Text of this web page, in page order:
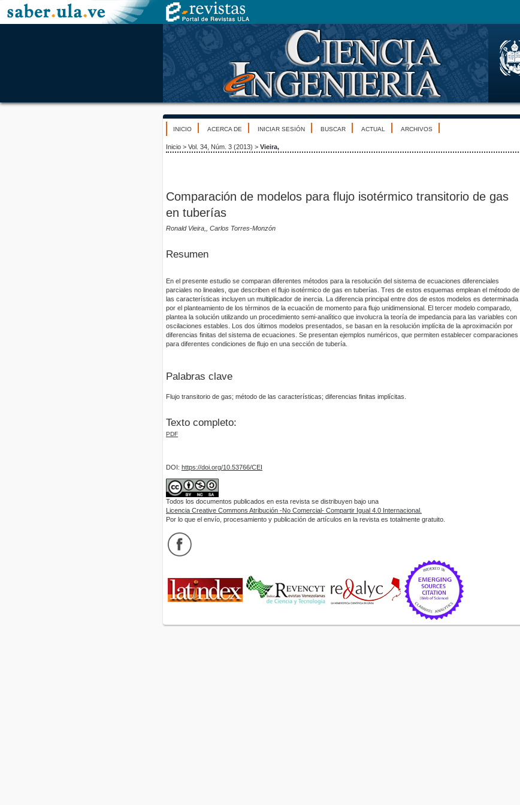
INICIO ACERCA DE INICIAR SESIÓN BUSCAR ACTUAL ARCHIVOS
Inicio > Vol. 34, Núm. 3 (2013) > Vieira,
Comparación de modelos para flujo isotérmico transitorio de gas
en tuberías
Ronald Vieira,, Carlos Torres-Monzón
Resumen
En el presente estudio se comparan diferentes métodos para la resolución del sistema de ecuaciones diferenciales
parciales no lineales, que describen el flujo isotérmico de gas en tuberías. Tres de estos esquemas emplean el método de
las características incluyen un multiplicador de inercia. La diferencia principal entre dos de estos modelos es determinada
por el planteamiento de los términos de la ecuación de momento para flujo unidimensional. El tercer modelo comparado,
plantea la solución utilizando un procedimiento semi-analítico que involucra la teoría de impedancia para las variables con
oscilaciones estables. Los dos últimos modelos presentados, se basan en la resolución implícita de la aproximación por
diferencias finitas del sistema de ecuaciones. Se presentan ejemplos numéricos, que permiten establecer comparaciones
para diferentes condiciones de flujo en una sección de tubería.
Palabras clave
Flujo transitorio de gas; método de las características; diferencias finitas implícitas.
Texto completo:
PDF
DOI: https://doi.org/10.53766/CEI
Todos los documentos publicados en esta revista se distribuyen bajo una
Licencia Creative Commons Atribución -No Comercial- Compartir Igual 4.0 Internacional.
Por lo que el envío, procesamiento y publicación de artículos en la revista es totalmente gratuito.